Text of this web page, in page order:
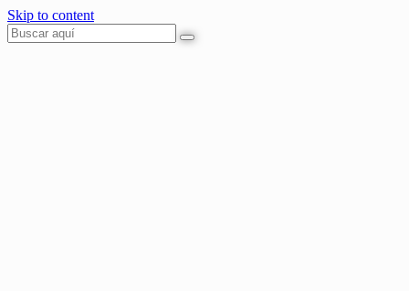
Skip to content